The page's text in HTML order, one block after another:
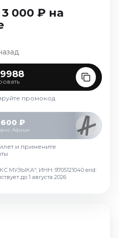
000 ₽ на
промокод
₽
Афише
и примените
МУЗЫКА", ИНН: 9705121040 erid:
до 1 августа 2026